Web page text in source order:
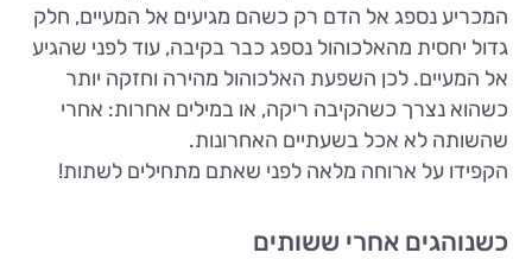
המכריע נספג אל הדם רק כשהם מגיעים אל המעיים, חלק
גדול יחסית מהאלכוהול נספג כבר בקיבה, עוד לפני שהגיע
אל המעיים. לכן השפעת האלכוהול מהירה וחזקה יותר
כשהוא נצרך כשהקיבה ריקה, או במילים אחרות: אחרי
שהשותה לא אכל בשעתיים האחרונות.
הקפידו על ארוחה מלאה לפני שאתם מתחילים לשתות!
כשנוהגים אחרי ששותים